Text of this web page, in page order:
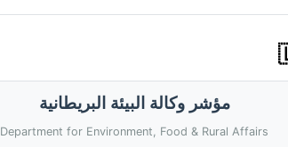
مؤشر وكالة البيئة البريطانية
Department for Environment, Food & Rural Affairs